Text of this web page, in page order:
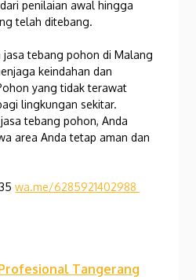
penilaian awal hingga
telah ditebang.
jasa tebang pohon di Malang
keindahan dan
yang tidak terawat
lingkungan sekitar.
tebang pohon, Anda
area Anda tetap aman dan
wa.me/6285921402988
Tangerang